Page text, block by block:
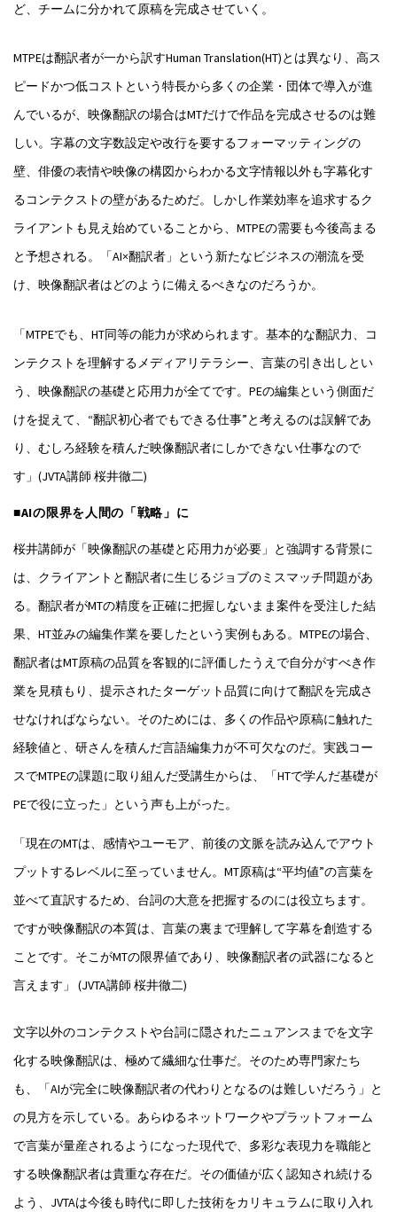
ど、チームに分かれて原稿を完成させていく。
MTPEは翻訳者が一から訳すHuman Translation(HT)とは異なり、高ス
ピードかつ低コストという特長から多くの企業・団体で導入が進
んでいるが、映像翻訳の場合はMTだけで作品を完成させるのは難
しい。字幕の文字数設定や改行を要するフォーマッティングの
壁、俳優の表情や映像の構図からわかる文字情報以外も字幕化す
るコンテクストの壁があるためだ。しかし作業効率を追求するク
ライアントも見え始めていることから、MTPEの需要も今後高まる
と予想される。「AI×翻訳者」という新たなビジネスの潮流を受
け、映像翻訳者はどのように備えるべきなのだろうか。
「MTPEでも、HT同等の能力が求められます。基本的な翻訳力、コ
ンテクストを理解するメディアリテラシー、言葉の引き出しとい
う、映像翻訳の基礎と応用力が全てです。PEの編集という側面だ
けを捉えて、“翻訳初心者でもできる仕事”と考えるのは誤解であ
り、むしろ経験を積んだ映像翻訳者にしかできない仕事なので
す」(JVTA講師 桜井徹二)
■AIの限界を人間の「戦略」に
桜井講師が「映像翻訳の基礎と応用力が必要」と強調する背景に
は、クライアントと翻訳者に生じるジョブのミスマッチ問題があ
る。翻訳者がMTの精度を正確に把握しないまま案件を受注した結
果、HT並みの編集作業を要したという実例もある。MTPEの場合、
翻訳者はMT原稿の品質を客観的に評価したうえで自分がすべき作
業を見積もり、提示されたターゲット品質に向けて翻訳を完成さ
せなければならない。そのためには、多くの作品や原稿に触れた
経験値と、研さんを積んだ言語編集力が不可欠なのだ。実践コー
スでMTPEの課題に取り組んだ受講生からは、「HTで学んだ基礎が
PEで役に立った」という声も上がった。
「現在のMTは、感情やユーモア、前後の文脈を読み込んでアウト
プットするレベルに至っていません。MT原稿は“平均値”の言葉を
並べて直訳するため、台詞の大意を把握するのには役立ちます。
ですが映像翻訳の本質は、言葉の裏まで理解して字幕を創造する
ことです。そこがMTの限界値であり、映像翻訳者の武器になると
言えます」 (JVTA講師 桜井徹二)
文字以外のコンテクストや台詞に隠されたニュアンスまでを文字
化する映像翻訳は、極めて繊細な仕事だ。そのため専門家たち
も、「AIが完全に映像翻訳者の代わりとなるのは難しいだろう」と
の見方を示している。あらゆるネットワークやプラットフォーム
で言葉が量産されるようになった現代で、多彩な表現力を職能と
する映像翻訳者は貴重な存在だ。その価値が広く認知され続ける
よう、JVTAは今後も時代に即した技術をカリキュラムに取り入れ